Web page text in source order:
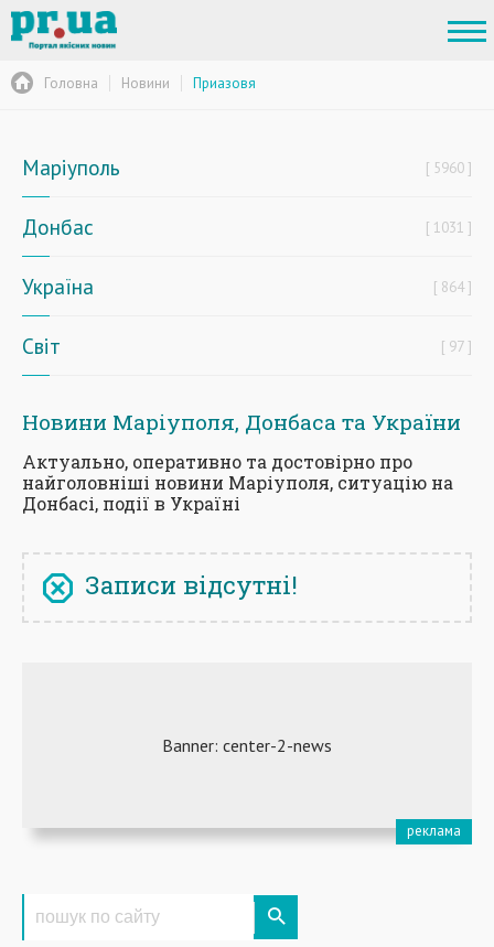
Головна Новини Приазовя
Маріуполь 5960
Донбас 1031
Україна 864
Світ 97
Новини Маріуполя, Донбаса та України
Актуально, оперативно та достовірно про
найголовніші новини Маріуполя, ситуацію на
Донбасі, події в Україні
Записи відсутні!